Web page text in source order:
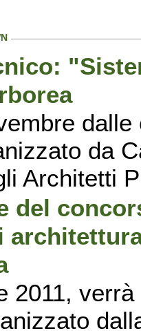
da
Architetti
del
2011,